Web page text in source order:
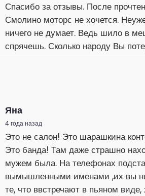
Спасибо за отзывы. После
Смолино моторс не хочется.
ничего не думает. Ведь шило в
спрячешь. Сколько народу Вы
Яна
4 года назад
Это не салон! Это шарашкина
Это банда! Там даже страшно
мужем была. На телефонах
вымышленными именами ,их вы
те, что ввстречают в пьяном